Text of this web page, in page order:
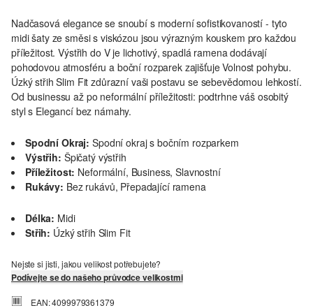
Nadčasová elegance se snoubí s moderní sofistikovaností - tyto
midi šaty ze směsi s viskózou jsou výrazným kouskem pro každou
příležitost. Výstřih do V je lichotivý, spadlá ramena dodávají
pohodovou atmosféru a boční rozparek zajišťuje Volnost pohybu.
Úzký střih Slim Fit zdůrazní vaši postavu se sebevědomou lehkostí.
Od businessu až po neformální příležitosti: podtrhne váš osobitý
styl s Elegancí bez námahy.
Spodní Okraj: Spodní okraj s bočním rozparkem
Výstřih: Špičatý výstřih
Příležitost: Neformální, Business, Slavnostní
Rukávy: Bez rukávů, Přepadající ramena
Délka: Midi
Střih: Úzký střih Slim Fit
Nejste si jisti, jakou velikost potřebujete?
Podívejte se do našeho průvodce velikostmi
EAN: 4099979361379